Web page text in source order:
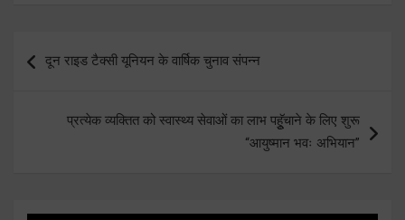
navigation
दून राइड टैक्सी यूनियन के वार्षिक चुनाव संपन्न
प्रत्येक व्यक्तित को स्वास्थ्य सेवाओं का लाभ पहॅूुचाने के लिए शुरू
“आयुष्मान भवः अभियान”